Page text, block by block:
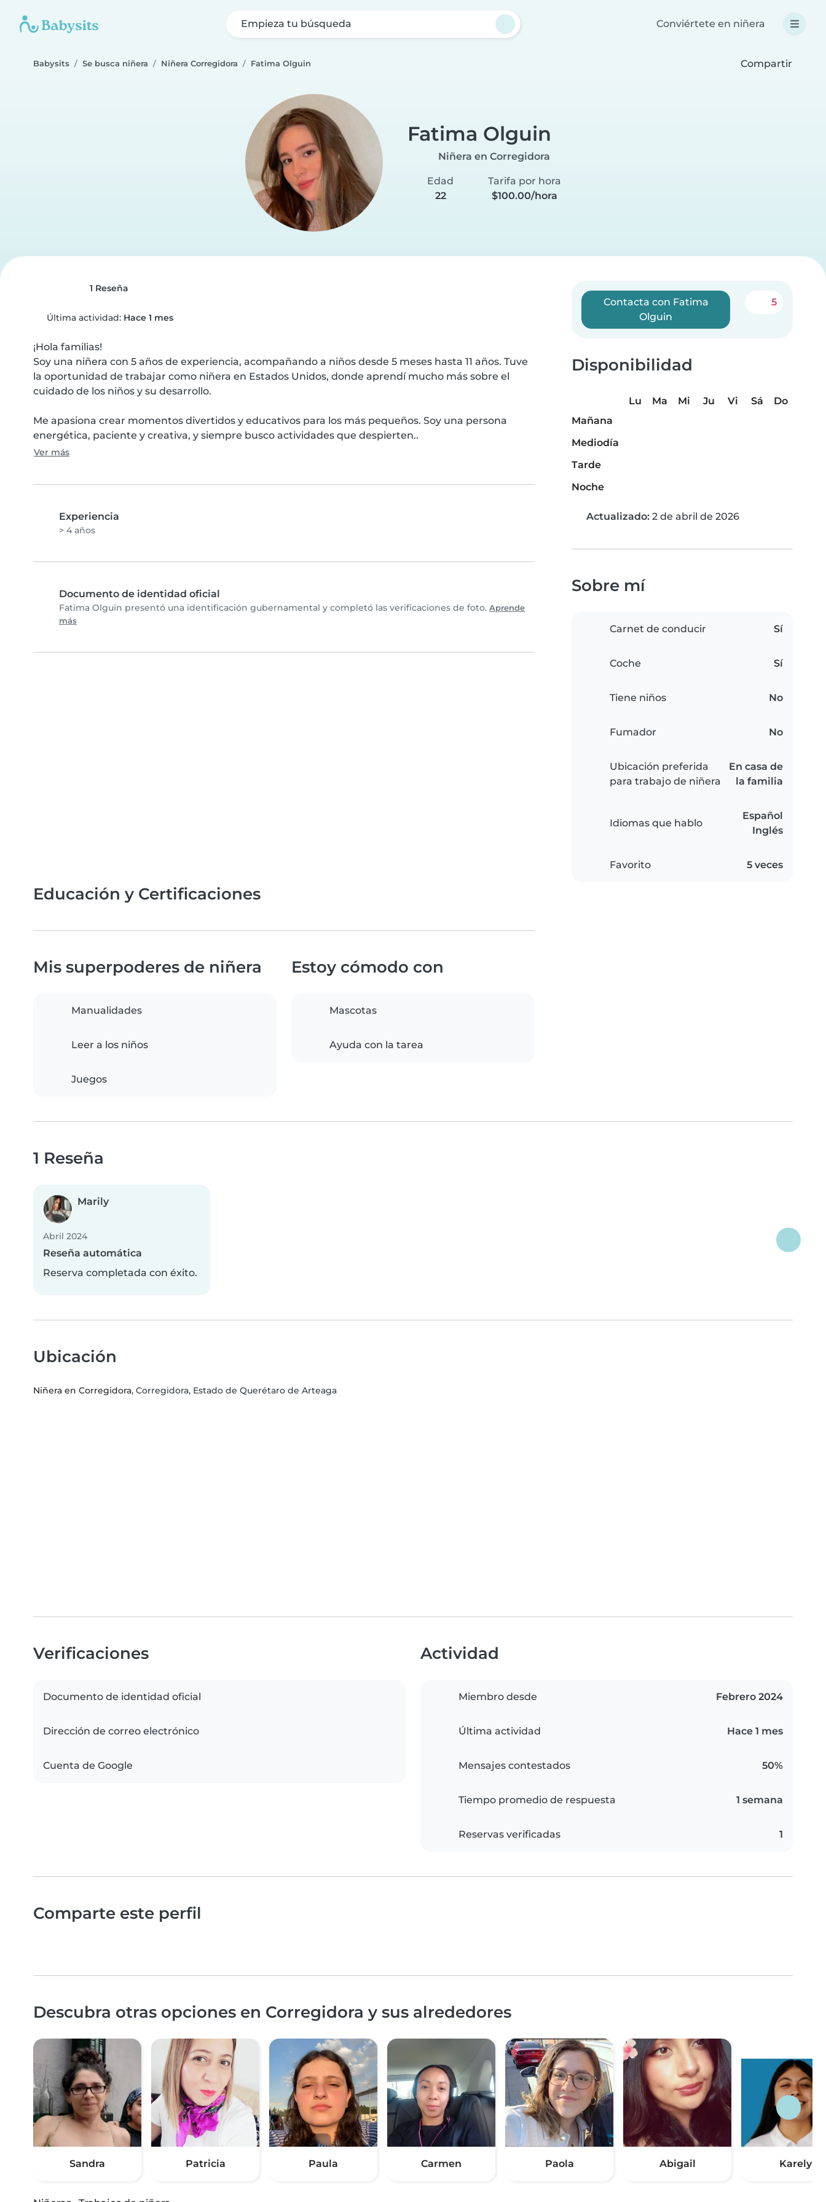
Empieza tu búsqueda Conviértete en niñera
Babysits Se busca niñera Niñera Corregidora Fatima Olguin Compartir
Fatima Olguin
Niñera en Corregidora
Edad
22
Tarifa por hora
$100.00/hora
1 Reseña
Última actividad: Hace 1 mes
¡Hola familias!
Soy una niñera con 5 años de experiencia, acompañando a niños desde 5 meses hasta 11 años. Tuve
la oportunidad de trabajar como niñera en Estados Unidos, donde aprendí mucho más sobre el
cuidado de los niños y su desarrollo.
Me apasiona crear momentos divertidos y educativos para los más pequeños. Soy una persona
energética, paciente y creativa, y siempre busco actividades que despierten..
Ver más
Experiencia
> 4 años
Documento de identidad oficial
Fatima Olguin presentó una identificación gubernamental y completó las verificaciones de foto. Aprende
más
Contacta con Fatima
Olguin
5
Disponibilidad
Lu Ma Mi Ju Vi Sá
Do
Mañana
Mediodía
Tarde
Noche
Actualizado: 2 de abril de 2026
Sobre mí
Carnet de conducir Sí
Coche Sí
Tiene niños No
Fumador No
Ubicación preferida
para trabajo de niñera
En casa de
la familia
Idiomas que hablo
Español
Inglés
Favorito 5 veces
Educación y Certificaciones
Mis superpoderes de niñera
Manualidades
Leer a los niños
Juegos
Estoy cómodo con
Mascotas
Ayuda con la tarea
1 Reseña
Marily
Abril 2024
Reseña automática
Reserva completada con éxito.
Ubicación
Niñera en Corregidora, Corregidora, Estado de Querétaro de Arteaga
Verificaciones
Documento de identidad oficial
Dirección de correo electrónico
Cuenta de Google
Actividad
Miembro desde Febrero 2024
Última actividad Hace 1 mes
Mensajes contestados 50%
Tiempo promedio de respuesta 1 semana
Reservas verificadas 1
Comparte este perfil
Descubra otras opciones en Corregidora y sus alrededores
Sandra Patricia Paula Carmen Paola Abigail Karely